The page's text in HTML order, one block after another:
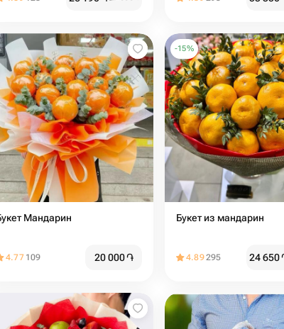
Мандарин
4.77 109 20 000֏
-15%
Букет из мандарин
4.89295 24 650